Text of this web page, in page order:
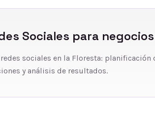
Sociales para
sociales en la Floresta:
y análisis de resultados.